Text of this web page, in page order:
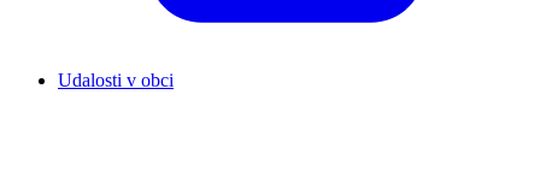
Udalosti v obci